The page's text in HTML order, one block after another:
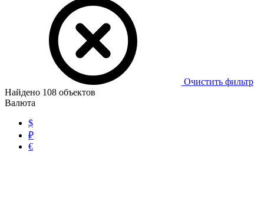
Очистить фильтр
Найдено 108 объектов
Валюта
$
₽
€